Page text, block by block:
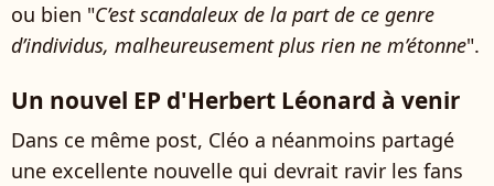
ou bien "C’est scandaleux de la part de ce genre
d’individus, malheureusement plus rien ne m’étonne".
Un nouvel EP d'Herbert Léonard à venir
Dans ce même post, Cléo a néanmoins partagé
une excellente nouvelle qui devrait ravir les fans